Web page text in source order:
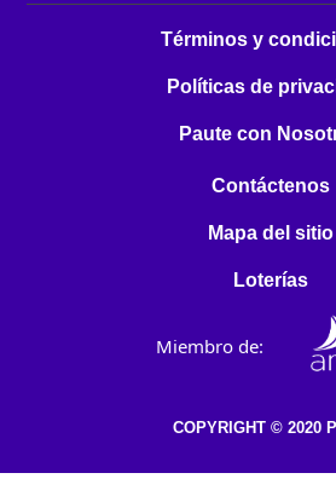
Términos y
Políticas de
Paute con
Contáctenos
Mapa del sitio
Loterías
Miembro de:
COPYRIGHT © 2020